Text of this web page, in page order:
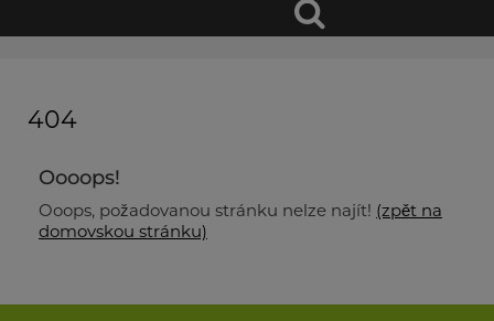
404
Oooops!
Ooops, požadovanou stránku nelze najít! (zpět na
domovskou stránku)